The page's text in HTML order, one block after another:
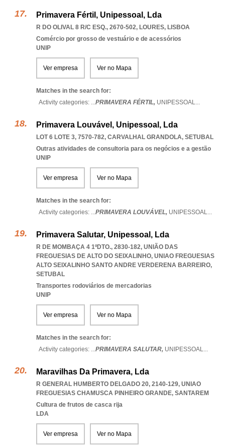
Primavera Fértil, Unipessoal, Lda
R DO OLIVAL 8 R/C ESQ., 2670-502, LOURES, LISBOA
Comércio por grosso de vestuário e de acessórios
UNIP
Ver empresa Ver no Mapa
Matches in the search for:
Activity categories: ...PRIMAVERA FÉRTIL, UNIPESSOAL...
Primavera Louvável, Unipessoal, Lda
LOT 6 LOTE 3, 7570-782, CARVALHAL GRANDOLA, SETUBAL
Outras atividades de consultoria para os negócios e a gestão
UNIP
Ver empresa Ver no Mapa
Matches in the search for:
Activity categories: ...PRIMAVERA LOUVÁVEL, UNIPESSOAL...
Primavera Salutar, Unipessoal, Lda
R DE MOMBAÇA 4 1ºDTO., 2830-182, UNIÃO DAS
FREGUESIAS DE ALTO DO SEIXALINHO, UNIAO FREGUESIAS
ALTO SEIXALINHO SANTO ANDRE VERDERENA BARREIRO,
SETUBAL
Transportes rodoviários de mercadorias
UNIP
Ver empresa Ver no Mapa
Matches in the search for:
Activity categories: ...PRIMAVERA SALUTAR, UNIPESSOAL...
Maravilhas Da Primavera, Lda
R GENERAL HUMBERTO DELGADO 20, 2140-129, UNIAO
FREGUESIAS CHAMUSCA PINHEIRO GRANDE, SANTAREM
Cultura de frutos de casca rija
LDA
Ver empresa Ver no Mapa